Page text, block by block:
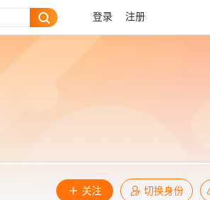
登录 注册
关注 切换身份